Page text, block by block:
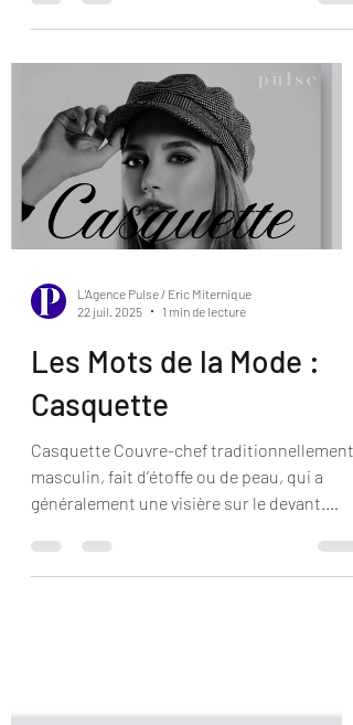
maraîchers bretons qui vendaient leur ail,
manches longues. Ils ont été dénommés «
chandail » par métonymie.
22 juil. 2025
1 min de lecture
Les Mots de la Mode :
Casquette
Casquette Couvre-chef traditionnellement
masculin, fait d’étoffe ou de peau, qui a
généralement une visière sur le devant.
L’appellation...